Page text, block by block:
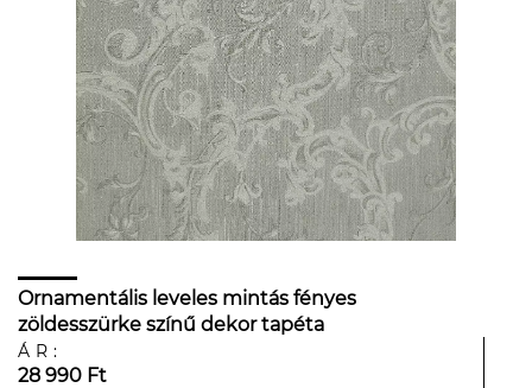
Ornamentális leveles mintás fényes
zöldesszürke színű dekor tapéta
ÁR:
28 990 Ft